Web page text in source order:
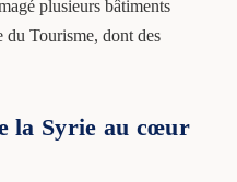
plusieurs bâtiments
du Tourisme, dont des
la Syrie au cœur